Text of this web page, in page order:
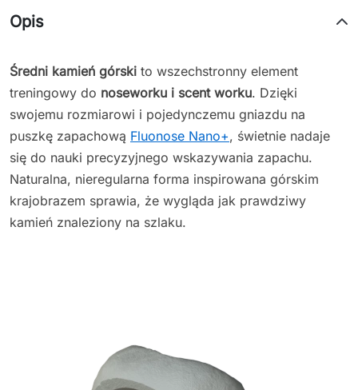
Opis
Średni kamień górski to wszechstronny element
treningowy do noseworku i scent worku. Dzięki
swojemu rozmiarowi i pojedynczemu gniazdu na
puszkę zapachową Fluonose Nano+, świetnie nadaje
się do nauki precyzyjnego wskazywania zapachu.
Naturalna, nieregularna forma inspirowana górskim
krajobrazem sprawia, że wygląda jak prawdziwy
kamień znaleziony na szlaku.